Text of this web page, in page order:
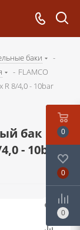
баки
-
- FLAMCO
8/4,0 - 10bar
бак
- 10bar
0
0
0